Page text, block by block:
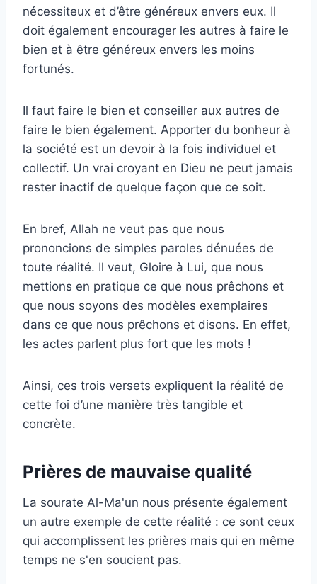
nécessiteux et d’être généreux envers eux. Il
doit également encourager les autres à faire le
bien et à être généreux envers les moins
fortunés.
Il faut faire le bien et conseiller aux autres de
faire le bien également. Apporter du bonheur à
la société est un devoir à la fois individuel et
collectif. Un vrai croyant en Dieu ne peut jamais
rester inactif de quelque façon que ce soit.
En bref, Allah ne veut pas que nous
prononcions de simples paroles dénuées de
toute réalité. Il veut, Gloire à Lui, que nous
mettions en pratique ce que nous prêchons et
que nous soyons des modèles exemplaires
dans ce que nous prêchons et disons. En effet,
les actes parlent plus fort que les mots !
Ainsi, ces trois versets expliquent la réalité de
cette foi d’une manière très tangible et
concrète.
Prières de mauvaise qualité
La sourate Al-Ma'un nous présente également
un autre exemple de cette réalité : ce sont ceux
qui accomplissent les prières mais qui en même
temps ne s'en soucient pas.